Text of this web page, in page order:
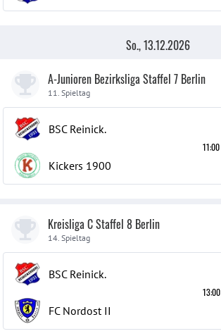
So., 13.12.2026
A-Junioren Bezirksliga Staffel 7 Berlin
11. Spieltag
BSC Reinick.
Kickers 1900
11:00
Kreisliga C Staffel 8 Berlin
14. Spieltag
BSC Reinick.
FC Nordost II
13:00